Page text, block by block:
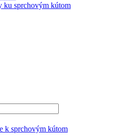
ku sprchovým kútom
k sprchovým kútom